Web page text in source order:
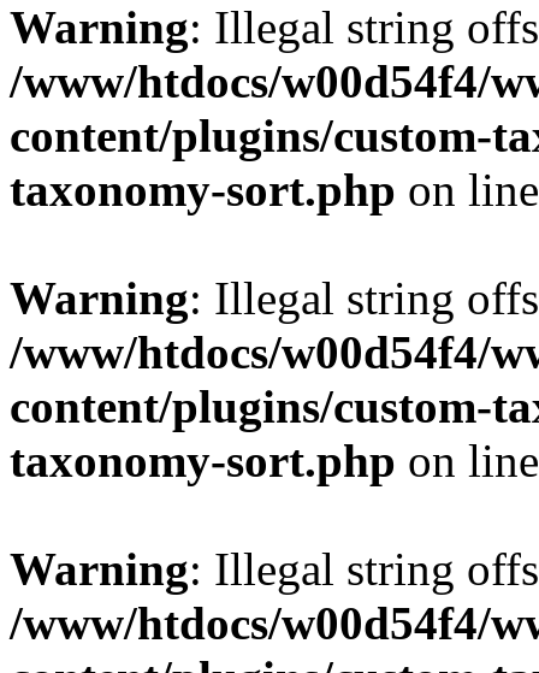
Warning: Illegal string
/www/htdocs/w00d54f4/
content/plugins/custom-
taxonomy-sort.php on
Warning: Illegal string
/www/htdocs/w00d54f4/
content/plugins/custom-
taxonomy-sort.php on
Warning: Illegal string
/www/htdocs/w00d54f4/